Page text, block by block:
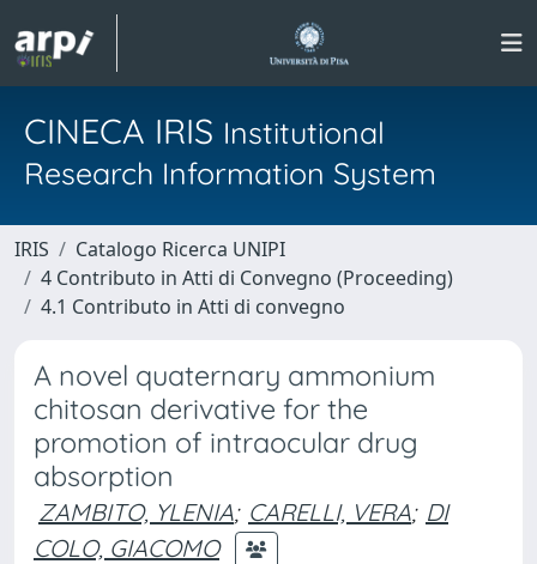
CINECA IRIS Institutional
Research Information System
IRIS
Catalogo Ricerca UNIPI
4 Contributo in Atti di Convegno (Proceeding)
4.1 Contributo in Atti di convegno
A novel quaternary ammonium
chitosan derivative for the
promotion of intraocular drug
absorption
ZAMBITO, YLENIA; CARELLI, VERA; DI
COLO, GIACOMO